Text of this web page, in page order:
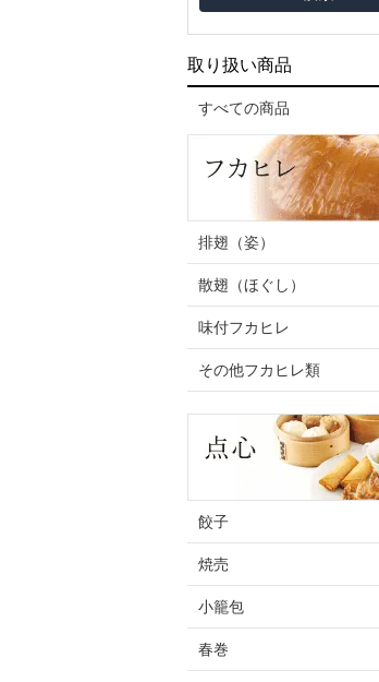
取り扱い商品
すべての商品
排翅（姿）
散翅（ほぐし）
味付フカヒレ
その他フカヒレ類
餃子
焼売
小籠包
春巻